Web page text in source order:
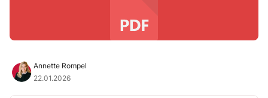
Annette Rompel
22.01.2026